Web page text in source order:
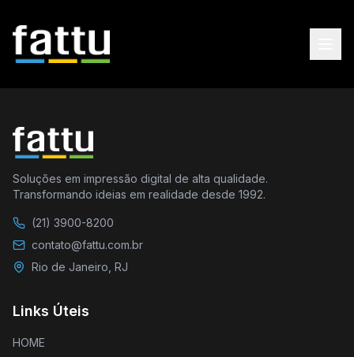
Soluções em impressão digital de alta qualidade.
Transformando ideias em realidade desde 1992.
(21) 3900-8200
contato@fattu.com.br
Rio de Janeiro, RJ
Links Úteis
HOME